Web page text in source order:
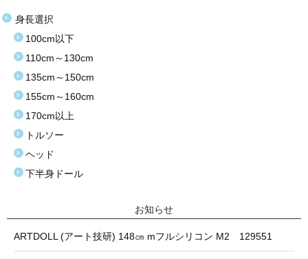
身長選択
100cm以下
110cm～130cm
135cm～150cm
155cm～160cm
170cm以上
トルソー
ヘッド
下半身ドール
お知らせ
ARTDOLL (アート技研) 148㎝ mフルシリコン M2 129551